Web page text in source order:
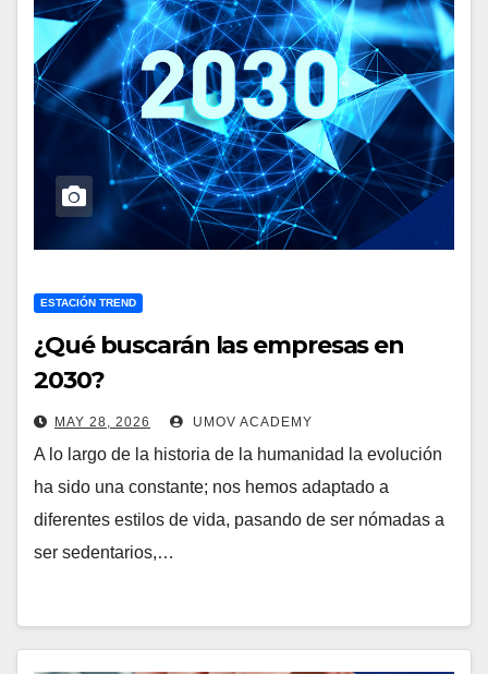
ESTACIÓN TREND
¿Qué buscarán las empresas en
2030?
MAY 28, 2026 UMOV ACADEMY
A lo largo de la historia de la humanidad la evolución
ha sido una constante; nos hemos adaptado a
diferentes estilos de vida, pasando de ser nómadas a
ser sedentarios,…